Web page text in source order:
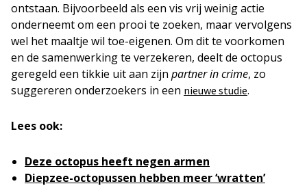
ontstaan. Bijvoorbeeld als een vis vrij weinig actie
onderneemt om een prooi te zoeken, maar vervolgens
wel het maaltje wil toe-eigenen. Om dit te voorkomen
en de samenwerking te verzekeren, deelt de octopus
geregeld een tikkie uit aan zijn partner in crime, zo
suggereren onderzoekers in een nieuwe studie.
Lees ook:
Deze octopus heeft negen armen
Diepzee-octopussen hebben meer ‘wratten’